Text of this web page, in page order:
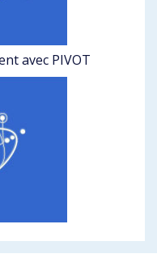
avec PIVOT